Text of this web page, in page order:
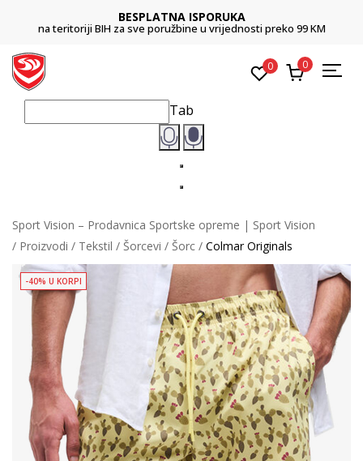
BESPLATNA ISPORUKA
na teritoriji BIH za sve poružbine u vrijednosti preko 99 KM
0 0
Tab
Sport Vision – Prodavnica Sportske opreme | Sport Vision
Proizvodi
Tekstil Šorcevi Šorc Colmar Originals
-40% U KORPI